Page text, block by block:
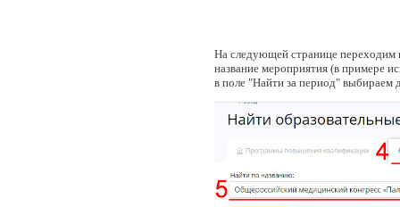
На следующей странице переходим
название мероприятия (в примере
в поле "Найти за период" выбираем